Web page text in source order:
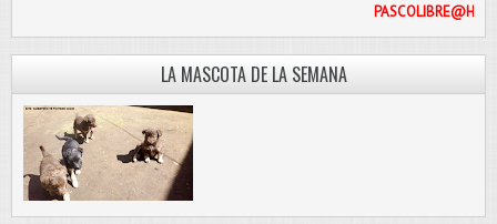
LA MASCOTA DE LA SEMANA